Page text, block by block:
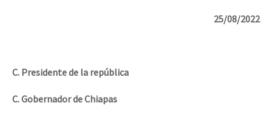
25/08/2022
C. Presidente de la república
C. Gobernador de Chiapas